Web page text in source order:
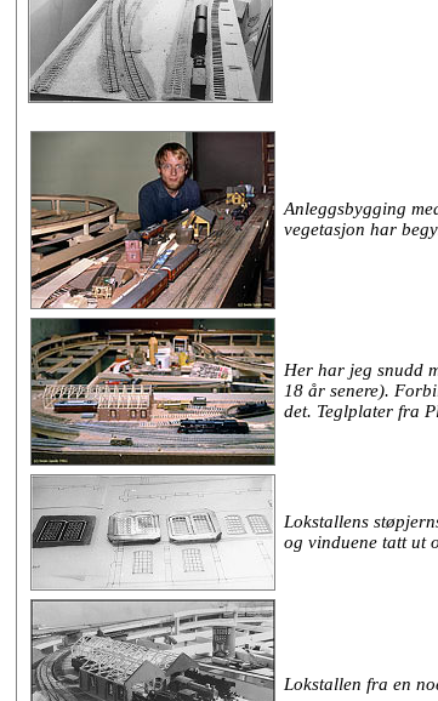
Anleggsbygging
vegetasjon har
Her har jeg snudd
18 år senere).
det. Teglplater fra
Lokstallens
og vinduene tatt ut
Lokstallen fra en